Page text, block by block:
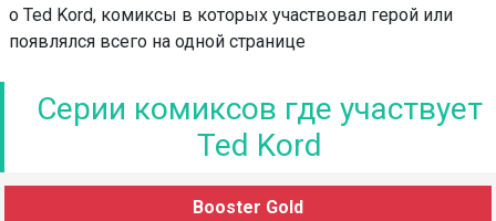
о Ted Kord, комиксы в которых участвовал герой или
появлялся всего на одной странице
Серии комиксов где участвует
Ted Kord
Booster Gold